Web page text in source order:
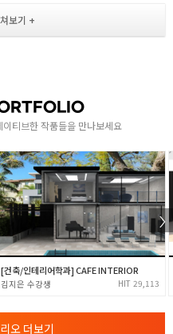
입면 제작
해 및 활용
용한 평면도와 입면도
및 입면으로 표현
와 표현방법
학습
티브한 작품들을 만나보세요
[건축/인테리어학과] CAFE INTERIOR
김지은 29,113
오 더보기